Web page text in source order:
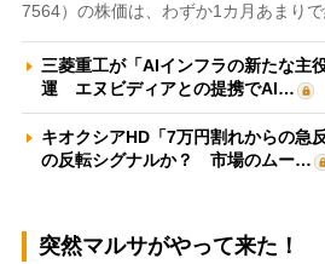
7564）の株価は、わずか1カ月あまり
三菱重工が「AIインフラの新たな主
運 エヌビディアとの提携でAI…
キオクシアHD「7万円割れからの急
の反転シグナルか？ 市場のムー…
突然マルサがやって来た！